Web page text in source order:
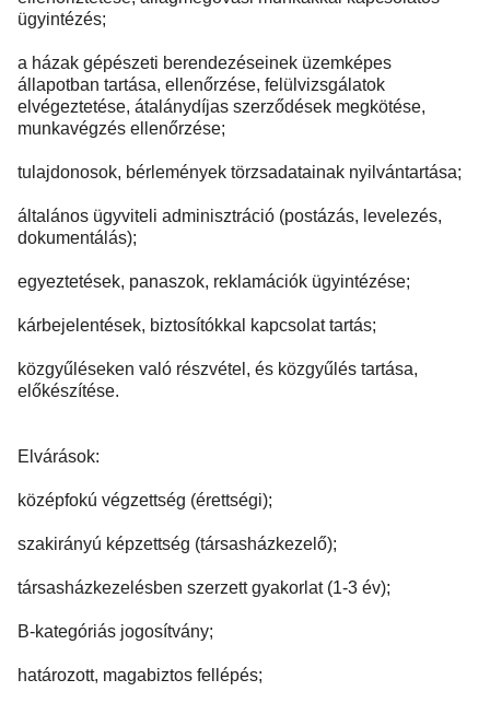
ügyintézés;
a házak gépészeti berendezéseinek üzemképes
állapotban tartása, ellenőrzése, felülvizsgálatok
elvégeztetése, átalánydíjas szerződések megkötése,
munkavégzés ellenőrzése;
tulajdonosok, bérlemények törzsadatainak nyilvántartása;
általános ügyviteli adminisztráció (postázás, levelezés,
dokumentálás);
egyeztetések, panaszok, reklamációk ügyintézése;
kárbejelentések, biztosítókkal kapcsolat tartás;
közgyűléseken való részvétel, és közgyűlés tartása,
előkészítése.
Elvárások:
középfokú végzettség (érettségi);
szakirányú képzettség (társasházkezelő);
társasházkezelésben szerzett gyakorlat (1-3 év);
B-kategóriás jogosítvány;
határozott, magabiztos fellépés;